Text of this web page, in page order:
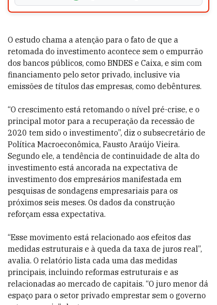
O estudo chama a atenção para o fato de que a
retomada do investimento acontece sem o empurrão
dos bancos públicos, como BNDES e Caixa, e sim com
financiamento pelo setor privado, inclusive via
emissões de títulos das empresas, como debêntures.
“O crescimento está retomando o nível pré-crise, e o
principal motor para a recuperação da recessão de
2020 tem sido o investimento”, diz o subsecretário de
Política Macroeconômica, Fausto Araújo Vieira.
Segundo ele, a tendência de continuidade de alta do
investimento está ancorada na expectativa de
investimento dos empresários manifestada em
pesquisas de sondagens empresariais para os
próximos seis meses. Os dados da construção
reforçam essa expectativa.
“Esse movimento está relacionado aos efeitos das
medidas estruturais e à queda da taxa de juros real”,
avalia. O relatório lista cada uma das medidas
principais, incluindo reformas estruturais e as
relacionadas ao mercado de capitais. “O juro menor dá
espaço para o setor privado emprestar sem o governo